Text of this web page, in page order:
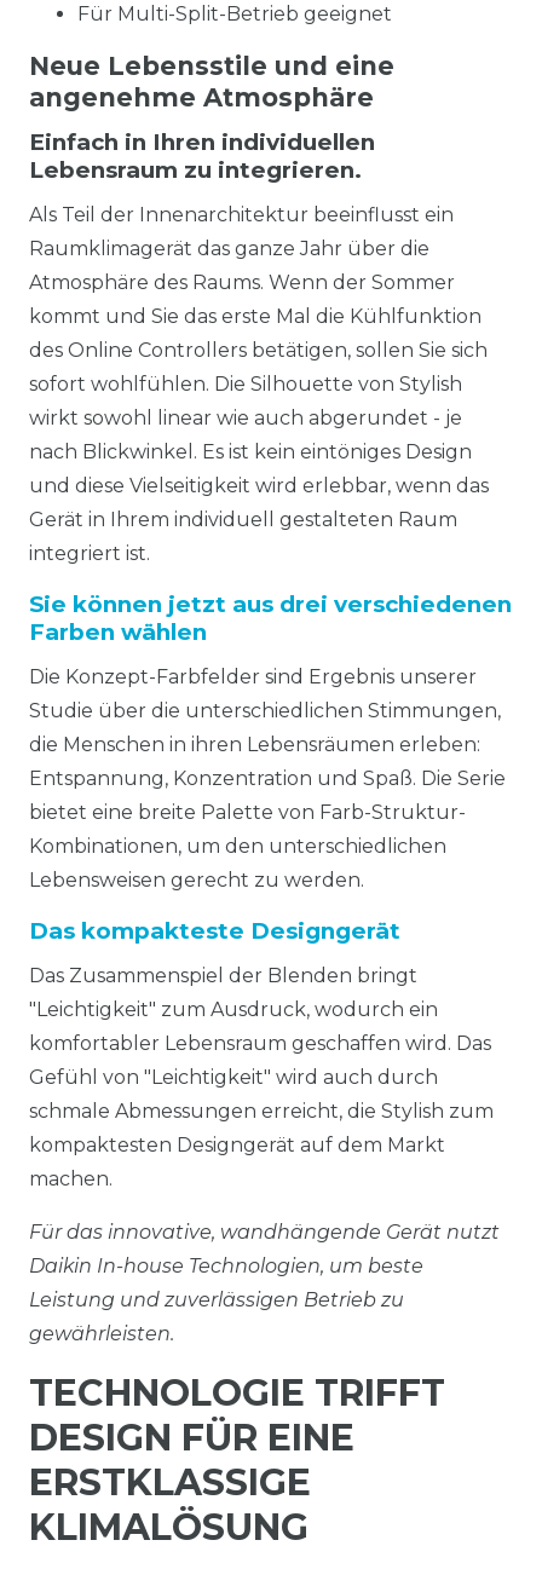
Für Multi-Split-Betrieb geeignet
Neue Lebensstile und eine
angenehme Atmosphäre
Einfach in Ihren individuellen
Lebensraum zu integrieren.
Als Teil der Innenarchitektur beeinflusst ein
Raumklimagerät das ganze Jahr über die
Atmosphäre des Raums. Wenn der Sommer
kommt und Sie das erste Mal die Kühlfunktion
des Online Controllers betätigen, sollen Sie sich
sofort wohlfühlen. Die Silhouette von Stylish
wirkt sowohl linear wie auch abgerundet - je
nach Blickwinkel. Es ist kein eintöniges Design
und diese Vielseitigkeit wird erlebbar, wenn das
Gerät in Ihrem individuell gestalteten Raum
integriert ist.
Sie können jetzt aus drei verschiedenen
Farben wählen
Die Konzept-Farbfelder sind Ergebnis unserer
Studie über die unterschiedlichen Stimmungen,
die Menschen in ihren Lebensräumen erleben:
Entspannung, Konzentration und Spaß. Die Serie
bietet eine breite Palette von Farb-Struktur-
Kombinationen, um den unterschiedlichen
Lebensweisen gerecht zu werden.
Das kompakteste Designgerät
Das Zusammenspiel der Blenden bringt
"Leichtigkeit" zum Ausdruck, wodurch ein
komfortabler Lebensraum geschaffen wird. Das
Gefühl von "Leichtigkeit" wird auch durch
schmale Abmessungen erreicht, die Stylish zum
kompaktesten Designgerät auf dem Markt
machen.
Für das innovative, wandhängende Gerät nutzt
Daikin In-house Technologien, um beste
Leistung und zuverlässigen Betrieb zu
gewährleisten.
TECHNOLOGIE TRIFFT
DESIGN FÜR EINE
ERSTKLASSIGE
KLIMALÖSUNG